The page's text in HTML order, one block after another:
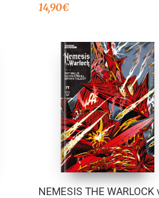
14,90€
NEMESIS THE WARLOCK